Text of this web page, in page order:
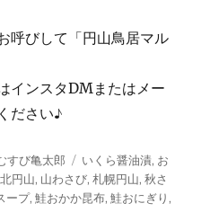
呼びして「円山鳥居マル
インスタDMまたはメー
ださい♪
すび亀太郎
タ
グ
いくら醤油漬, お
北円山, 山わさび,札幌円山,秋さ
ープ,鮭おかか昆布,鮭おにぎり ,